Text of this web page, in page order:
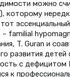
можно
которому
familial
T. Guran и
развития
с дефицитом
к